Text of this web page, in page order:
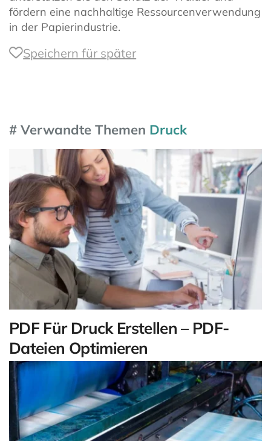
fördern eine nachhaltige Ressourcenverwendung
in der Papierindustrie.
Speichern für später
# Verwandte Themen Druck
PDF Für Druck Erstellen – PDF-
Dateien Optimieren